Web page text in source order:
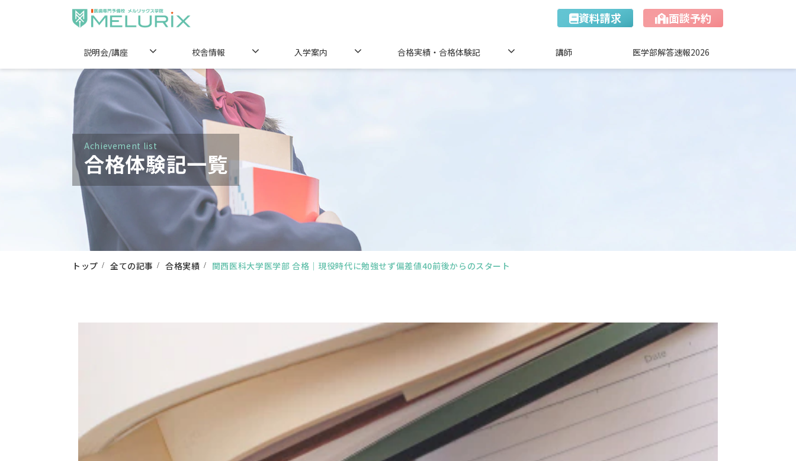
資料請求 面談予約
説明会/講座 校舎情報 入学案内 合格実績・合格体験記 講師 医学部解答速報2026
Achievement list
合格体験記一覧
トップ 全ての記事 合格実績 関西医科大学医学部 合格｜現役時代に勉強せず偏差値40前後からのスタート